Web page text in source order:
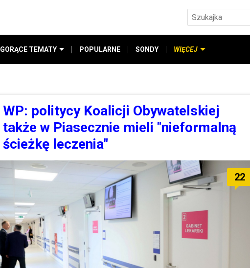
GORĄCE TEMATY POPULARNE SONDY WIĘCEJ
WP: politycy Koalicji Obywatelskiej
także w Piasecznie mieli "nieformalną
ścieżkę leczenia"
22